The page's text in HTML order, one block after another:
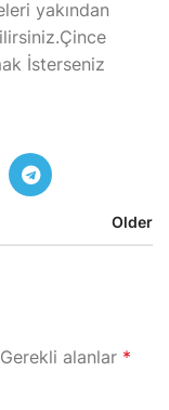
yakından
İsterseniz
Older
Gerekli alanlar *